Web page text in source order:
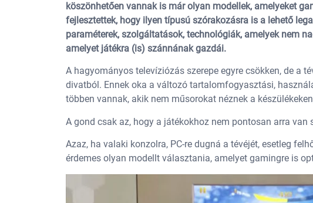
köszönhetően vannak is már olyan modellek, amelyeket
fejlesztettek, hogy ilyen típusú szórakozásra is a lehető
paraméterek, szolgáltatások, technológiák, amelyek nem
amelyet játékra (is) szánnának gazdái.
A hagyományos televíziózás szerepe egyre csökken, de a
divatból. Ennek oka a változó tartalomfogyasztási,
többen vannak, akik nem műsorokat néznek a
A gond csak az, hogy a játékokhoz nem pontosan arra van
Azaz, ha valaki konzolra, PC-re dugná a tévéjét, esetleg
érdemes olyan modellt választania, amelyet gamingre is